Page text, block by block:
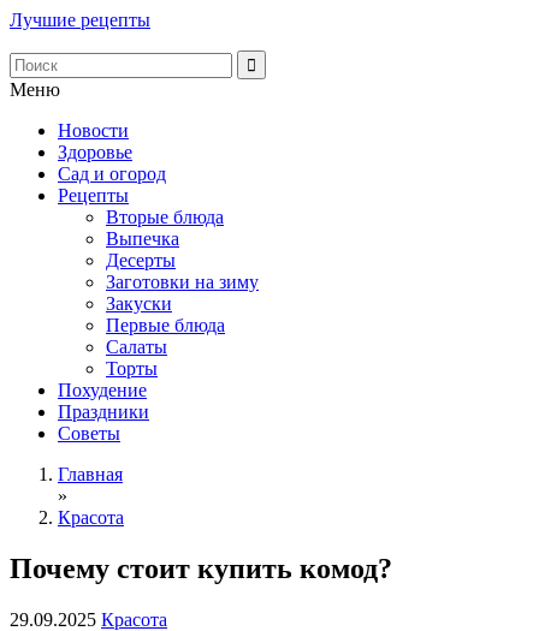
Лучшие рецепты
Меню
Новости
Здоровье
Сад и огород
Рецепты
Вторые блюда
Выпечка
Десерты
Заготовки на зиму
Закуски
Первые блюда
Салаты
Торты
Похудение
Праздники
Советы
Главная
»
Красота
Почему стоит купить комод?
29.09.2025 Красота